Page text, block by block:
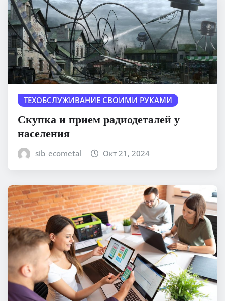
ТЕХОБСЛУЖИВАНИЕ СВОИМИ РУКАМИ
Скупка и прием радиодеталей у
населения
sib_ecometal Окт 21, 2024